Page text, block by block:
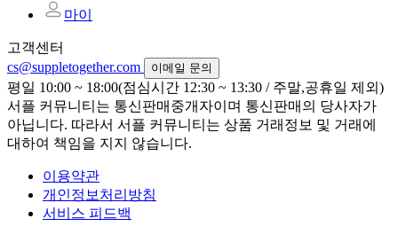
마이
고객센터
cs@suppletogether.com
이메일 문의
평일 10:00 ~ 18:00(점심시간 12:30 ~ 13:30 / 주말,공휴일 제외)
서플 커뮤니티는 통신판매중개자이며 통신판매의 당사자가
아닙니다. 따라서 서플 커뮤니티는 상품 거래정보 및 거래에
대하여 책임을 지지 않습니다.
이용약관
개인정보처리방침
서비스 피드백